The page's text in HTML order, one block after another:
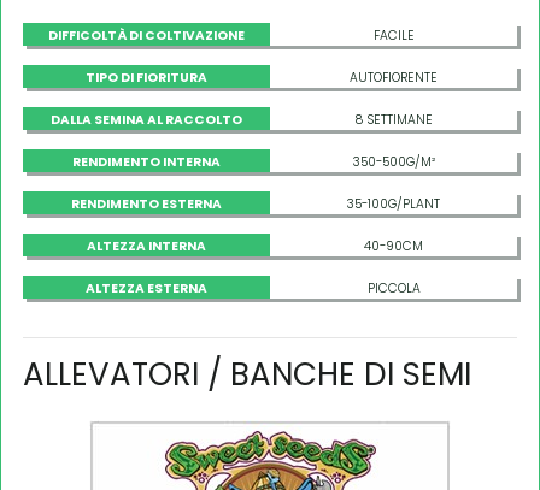
DIFFICOLTÀ DI COLTIVAZIONE FACILE
TIPO DI FIORITURA AUTOFIORENTE
DALLA SEMINA AL RACCOLTO 8 SETTIMANE
RENDIMENTO INTERNA 350-500G/M²
RENDIMENTO ESTERNA 35-100G/PLANT
ALTEZZA INTERNA 40-90CM
ALTEZZA ESTERNA PICCOLA
ALLEVATORI / BANCHE DI SEMI